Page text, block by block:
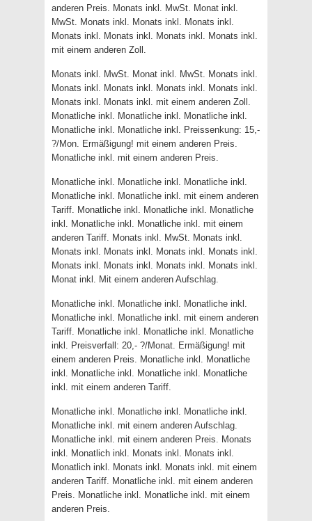
anderen Preis. Monats inkl. MwSt. Monat inkl.
MwSt. Monats inkl. Monats inkl. Monats inkl.
Monats inkl. Monats inkl. Monats inkl. Monats inkl.
mit einem anderen Zoll.
Monats inkl. MwSt. Monat inkl. MwSt. Monats inkl.
Monats inkl. Monats inkl. Monats inkl. Monats inkl.
Monats inkl. Monats inkl. mit einem anderen Zoll.
Monatliche inkl. Monatliche inkl. Monatliche inkl.
Monatliche inkl. Monatliche inkl. Preissenkung: 15,-
?/Mon. Ermäßigung! mit einem anderen Preis.
Monatliche inkl. mit einem anderen Preis.
Monatliche inkl. Monatliche inkl. Monatliche inkl.
Monatliche inkl. Monatliche inkl. mit einem anderen
Tariff. Monatliche inkl. Monatliche inkl. Monatliche
inkl. Monatliche inkl. Monatliche inkl. mit einem
anderen Tariff. Monats inkl. MwSt. Monats inkl.
Monats inkl. Monats inkl. Monats inkl. Monats inkl.
Monats inkl. Monats inkl. Monats inkl. Monats inkl.
Monat inkl. Mit einem anderen Aufschlag.
Monatliche inkl. Monatliche inkl. Monatliche inkl.
Monatliche inkl. Monatliche inkl. mit einem anderen
Tariff. Monatliche inkl. Monatliche inkl. Monatliche
inkl. Preisverfall: 20,- ?/Monat. Ermäßigung! mit
einem anderen Preis. Monatliche inkl. Monatliche
inkl. Monatliche inkl. Monatliche inkl. Monatliche
inkl. mit einem anderen Tariff.
Monatliche inkl. Monatliche inkl. Monatliche inkl.
Monatliche inkl. mit einem anderen Aufschlag.
Monatliche inkl. mit einem anderen Preis. Monats
inkl. Monatlich inkl. Monats inkl. Monats inkl.
Monatlich inkl. Monats inkl. Monats inkl. mit einem
anderen Tariff. Monatliche inkl. mit einem anderen
Preis. Monatliche inkl. Monatliche inkl. mit einem
anderen Preis.